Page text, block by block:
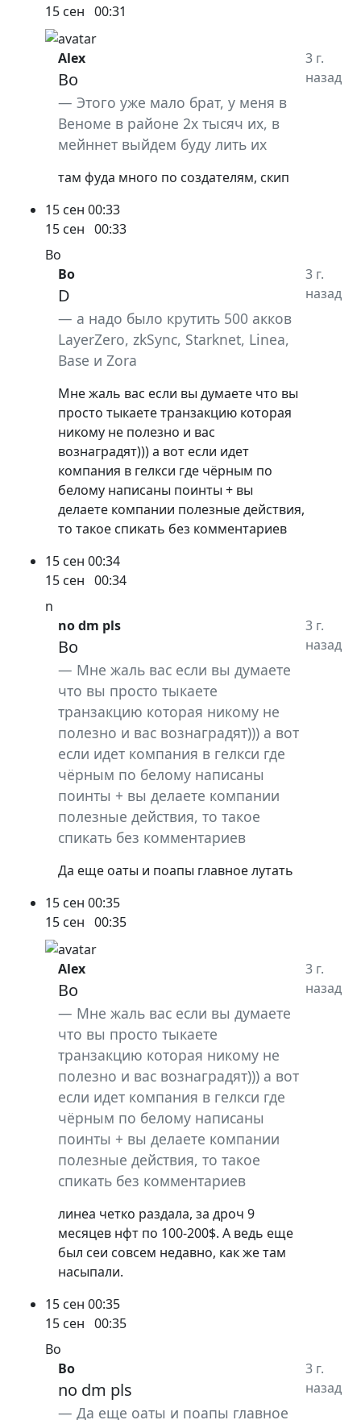
15 сен 00:31
Alex
Bo
Этого уже мало брат, у меня в
Веноме в районе 2х тысяч их, в
мейннет выйдем буду лить их
там фуда много по создателям, скип
3 г.
назад
15 сен 00:33
15 сен 00:33
Bo
Bo
D
а надо было крутить 500 акков
LayerZero, zkSync, Starknet, Linea,
Base и Zora
Мне жаль вас если вы думаете что вы
просто тыкаете транзакцию которая
никому не полезно и вас
вознаградят))) а вот если идет
компания в гелкси где чёрным по
белому написаны поинты + вы
делаете компании полезные действия,
то такое спикать без комментариев
3 г.
назад
15 сен 00:34
15 сен 00:34
n
no dm pls
Bo
Мне жаль вас если вы думаете
что вы просто тыкаете
транзакцию которая никому не
полезно и вас вознаградят))) а вот
если идет компания в гелкси где
чёрным по белому написаны
поинты + вы делаете компании
полезные действия, то такое
спикать без комментариев
Да еще оаты и поапы главное лутать
3 г.
назад
15 сен 00:35
15 сен 00:35
Alex
Bo
Мне жаль вас если вы думаете
что вы просто тыкаете
транзакцию которая никому не
полезно и вас вознаградят))) а вот
если идет компания в гелкси где
чёрным по белому написаны
поинты + вы делаете компании
полезные действия, то такое
спикать без комментариев
линеа четко раздала, за дроч 9
месяцев нфт по 100-200$. А ведь еще
был сеи совсем недавно, как же там
насыпали.
3 г.
назад
15 сен 00:35
15 сен 00:35
Bo
Bo
no dm pls
Да еще оаты и поапы главное
3 г.
назад